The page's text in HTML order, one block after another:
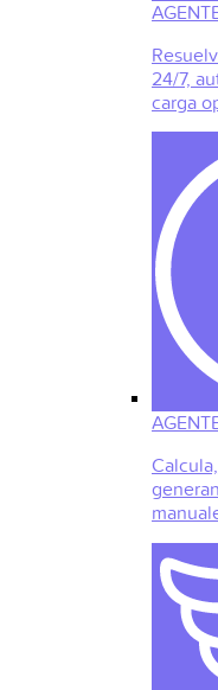
24/7,
carga